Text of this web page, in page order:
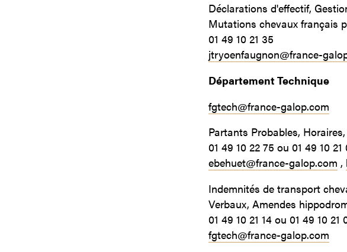
Déclarations d'effectif,
Mutations chevaux français
01 49 10 21 35
jtryoenfaugnon@france-
Département Technique
fgtech@france-galop.com
Partants Probables,
01 49 10 22 75 ou 01 49 10 21
ebehuet@france-galop.com ,
Indemnités de transport
Verbaux, Amendes
01 49 10 21 14 ou 01 49 10 21
fgtech@france-galop.com